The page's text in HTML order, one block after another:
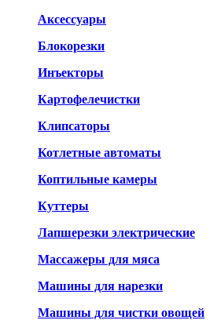
Аксессуары
Блокорезки
Инъекторы
Картофелечистки
Клипсаторы
Котлетные автоматы
Коптильные камеры
Куттеры
Лапшерезки электрические
Массажеры для мяса
Машины для нарезки
Машины для чистки овощей